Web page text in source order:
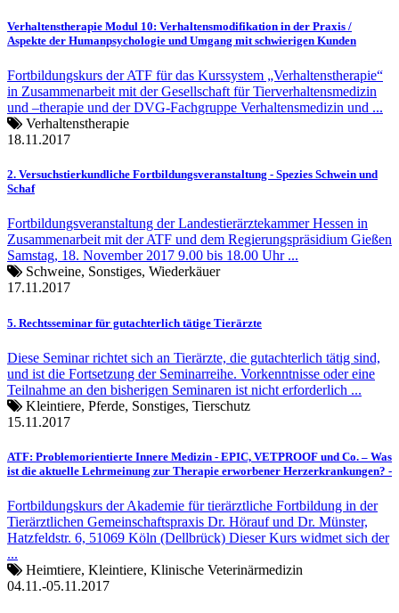
Verhaltenstherapie Modul 10: Verhaltensmodifikation in der Praxis /
Aspekte der Humanpsychologie und Umgang mit schwierigen Kunden
Fortbildungskurs der ATF für das Kurssystem „Verhaltenstherapie“
in Zusammenarbeit mit der Gesellschaft für Tierverhaltensmedizin
und –therapie und der DVG-Fachgruppe Verhaltensmedizin und ...
Verhaltenstherapie
18.11.2017
2. Versuchstierkundliche Fortbildungsveranstaltung - Spezies Schwein und
Schaf
Fortbildungsveranstaltung der Landestierärztekammer Hessen in
Zusammenarbeit mit der ATF und dem Regierungspräsidium Gießen
Samstag, 18. November 2017 9.00 bis 18.00 Uhr ...
Schweine, Sonstiges, Wiederkäuer
17.11.2017
5. Rechtsseminar für gutachterlich tätige Tierärzte
Diese Seminar richtet sich an Tierärzte, die gutachterlich tätig sind,
und ist die Fortsetzung der Seminarreihe. Vorkenntnisse oder eine
Teilnahme an den bisherigen Seminaren ist nicht erforderlich ...
Kleintiere, Pferde, Sonstiges, Tierschutz
15.11.2017
ATF: Problemorientierte Innere Medizin - EPIC, VETPROOF und Co. – Was
ist die aktuelle Lehrmeinung zur Therapie erworbener Herzerkrankungen? -
Fortbildungskurs der Akademie für tierärztliche Fortbildung in der
Tierärztlichen Gemeinschaftspraxis Dr. Hörauf und Dr. Münster,
Hatzfeldstr. 6, 51069 Köln (Dellbrück) Dieser Kurs widmet sich der
...
Heimtiere, Kleintiere, Klinische Veterinärmedizin
04.11.-05.11.2017